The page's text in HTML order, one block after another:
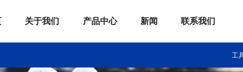
关于我们 产品中心 新闻 联系我们
工